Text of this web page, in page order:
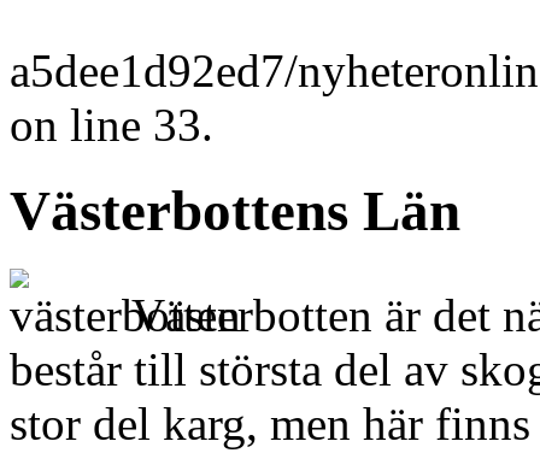
a5dee1d92ed7/
on line 33.
Västerbottens Län
Västerbotten är det
består till största del av
stor del karg, men här